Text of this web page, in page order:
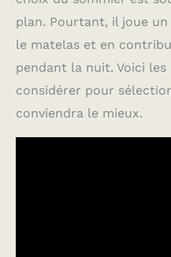
plan. Pourtant, il joue
le matelas et en
pendant la nuit. Voici
considérer pour
conviendra le mieux.